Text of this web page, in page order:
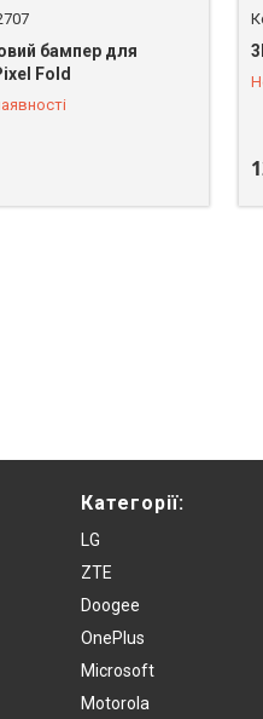
бампер для
Fold
Категорії:
LG
ZTE
Doogee
OnePlus
Microsoft
Motorola